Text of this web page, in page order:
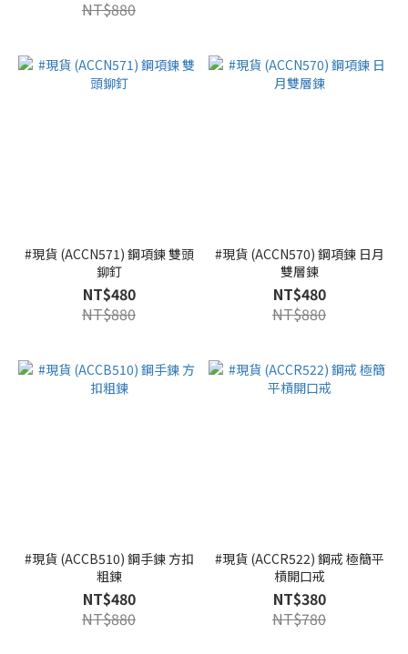
NT$880
#現貨 (ACCN571) 鋼項鍊 雙頭
鉚釘
NT$480
NT$880
#現貨 (ACCN570) 鋼項鍊 日月
雙層鍊
NT$480
NT$880
#現貨 (ACCB510) 鋼手鍊 方扣
粗鍊
NT$480
NT$880
#現貨 (ACCR522) 鋼戒 極簡平
槓開口戒
NT$380
NT$780